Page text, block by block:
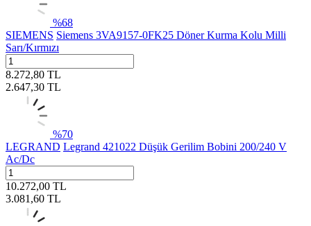
%68
SIEMENS Siemens 3VA9157-0FK25 Döner Kurma Kolu Milli
Sarı/Kırmızı
8.272,80 TL
2.647,30 TL
%70
LEGRAND Legrand 421022 Düşük Gerilim Bobini 200/240 V
Ac/Dc
10.272,00 TL
3.081,60 TL